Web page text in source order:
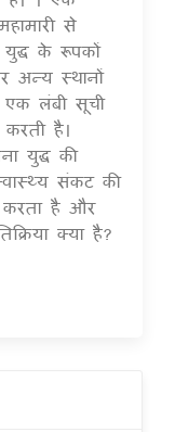
से
युद्ध के रूपकों
अन्य स्थानों
लंबी सूची
है।
युद्ध की
संकट की
करता है और
क्या है?